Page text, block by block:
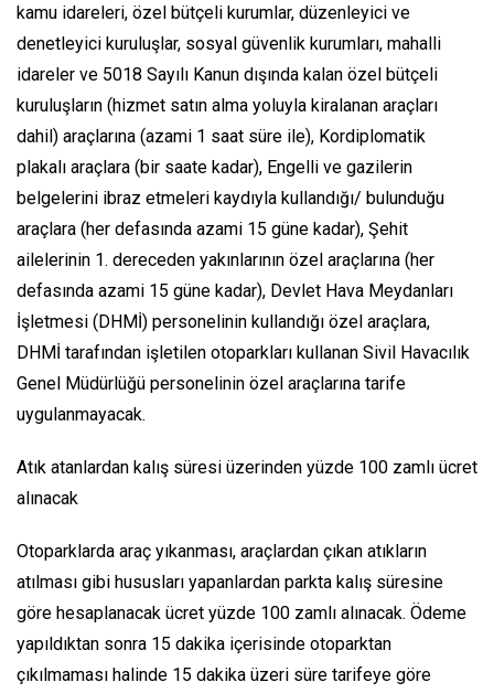
kamu idareleri, özel bütçeli kurumlar, düzenleyici ve
denetleyici kuruluşlar, sosyal güvenlik kurumları, mahalli
idareler ve 5018 Sayılı Kanun dışında kalan özel bütçeli
kuruluşların (hizmet satın alma yoluyla kiralanan araçları
dahil) araçlarına (azami 1 saat süre ile), Kordiplomatik
plakalı araçlara (bir saate kadar), Engelli ve gazilerin
belgelerini ibraz etmeleri kaydıyla kullandığı/ bulunduğu
araçlara (her defasında azami 15 güne kadar), Şehit
ailelerinin 1. dereceden yakınlarının özel araçlarına (her
defasında azami 15 güne kadar), Devlet Hava Meydanları
İşletmesi (DHMİ) personelinin kullandığı özel araçlara,
DHMİ tarafından işletilen otoparkları kullanan Sivil Havacılık
Genel Müdürlüğü personelinin özel araçlarına tarife
uygulanmayacak.
Atık atanlardan kalış süresi üzerinden yüzde 100 zamlı ücret
alınacak
Otoparklarda araç yıkanması, araçlardan çıkan atıkların
atılması gibi hususları yapanlardan parkta kalış süresine
göre hesaplanacak ücret yüzde 100 zamlı alınacak. Ödeme
yapıldıktan sonra 15 dakika içerisinde otoparktan
çıkılmaması halinde 15 dakika üzeri süre tarifeye göre